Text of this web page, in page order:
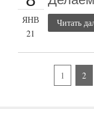
ЯНВ
21
Читать
1 2